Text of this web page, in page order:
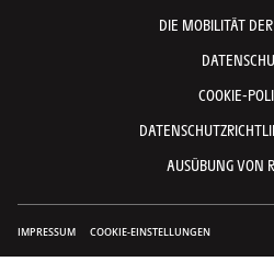
DIE MOBILITÄT
COOKIE-
AUSÜBUNG VON
IMPRESSUM COOKIE-EINSTELLUNGEN